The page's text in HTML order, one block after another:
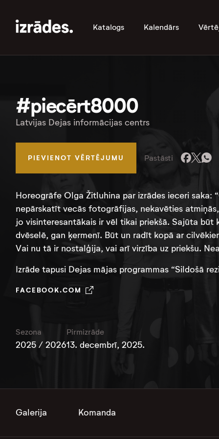
Katalogs Kalendārs
#piecērt8000
Latvijas Dejas informācijas centrs
PIEVIENOT VĒRTĒJUMU Pastāsti
Horeogrāfe Olga Žitluhina par izrādes ieceri
nepārskatīt vecās fotogrāfijas, nekavēties
jo visinteresantākais ir vēl tikai priekšā. Sajūta
dvēselē, gan ķermenī. Būt un radīt kopā ar
Vai nu tā ir nostalģija, vai arī virzība uz priekšu.
Izrāde tapusi Dejas mājas programmas “Sildošā
FACEBOOK.COM
Sezona
2025 / 2026
Pirmizrāde
13. decembrī, 2025.
Galerija Komanda